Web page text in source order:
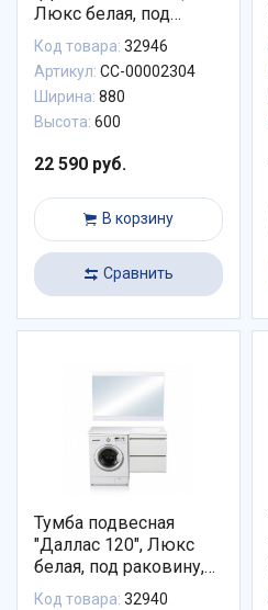
Люкс белая, под
раковину, PLUS
СС-00002304
Код товара: 32946
Артикул: СС-00002304
Ширина: 880
Высота: 600
22 590 руб.
В корзину
Сравнить
Тумба подвесная
"Даллас 120", Люкс
белая, под раковину,
PLUS, ЭМАЛЬ
Код товара: 32940